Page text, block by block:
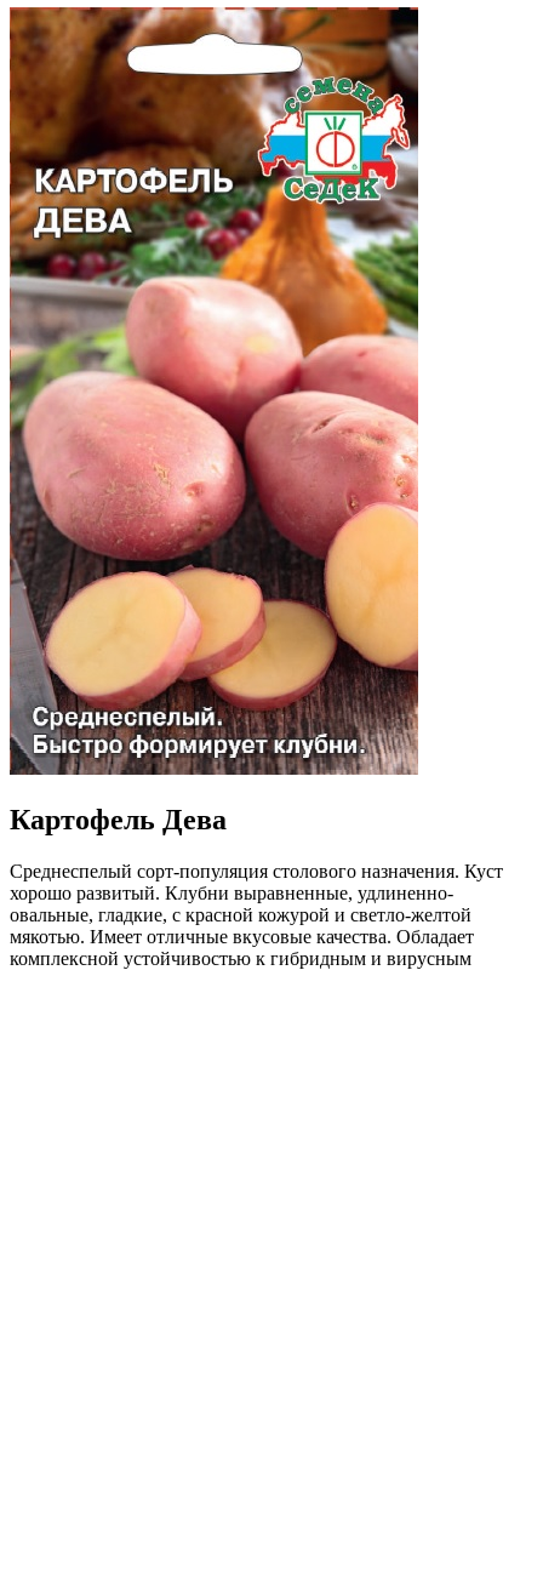
Картофель Дева
Среднеспелый сорт-популяция столового назначения. Куст
хорошо развитый. Клубни выравненные, удлиненно-
овальные, гладкие, с красной кожурой и светло-желтой
мякотью. Имеет отличные вкусовые качества. Обладает
комплексной устойчивостью к гибридным и вирусным